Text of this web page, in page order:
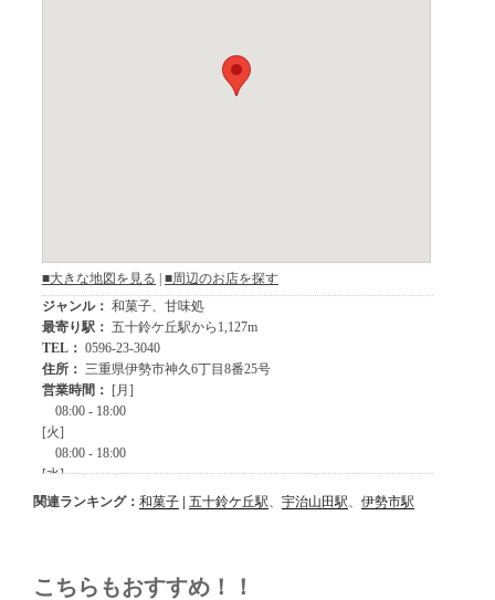
関連ランキング： 和菓子 五十鈴ケ丘駅、 宇治山田駅、 伊勢市駅
こちらもおすすめ！！